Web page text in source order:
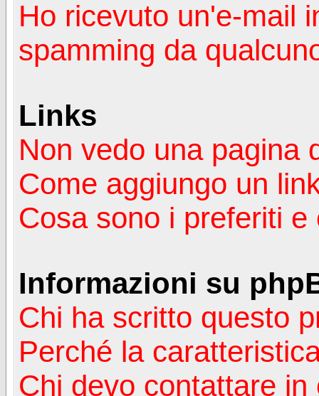
Ho ricevuto un'e-mail
spamming da
Links
Non vedo una pagina
Come aggiungo un
Cosa sono i preferiti
Informazioni su
Chi ha scritto questo
Perché la
Chi devo contattare